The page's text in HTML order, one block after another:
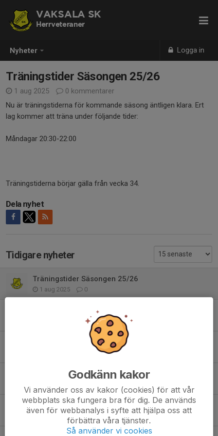
Nyheter Logga in
VAKSALA SK
Herrveteraner
Träningstider Säsongen 25/26
1 aug 2025
0 kommentarer
Nu är träningstiderna för kommande säsong äntligen klara. Ert
lag kommer att träna under följande tider:
Måndagar 20:30-22:00
Träningstiderna börjar gälla från vecka 34.
Dela nyhet
Tidigare nyheter
Träningstider Säsongen 25/26
1 aug 2025 0
USM 4-6 April planvärd
0
Ikväll 6 jan
Måndag 16 Dec
12 dec 2024 1
Godkänn kakor
Vi använder oss av kakor (cookies) för att vår
webbplats ska fungera bra för dig. De används
även för webbanalys i syfte att hjälpa oss att
förbättra våra tjänster.
Så använder vi cookies